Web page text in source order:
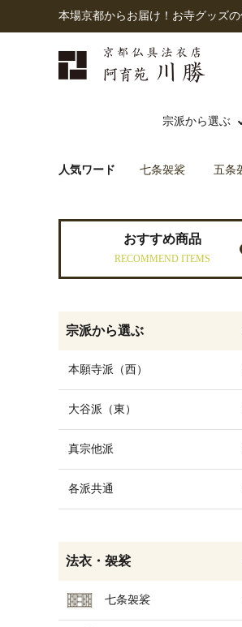
本場京都からお届け！お寺グッズ
宗派から選ぶ
本願寺派（西）
本連念珠（
人気ワード 七条袈裟 五条
おすすめ商品
RECOMMEND ITEMS
宗派から選ぶ
本願寺派（西）
大谷派（東）
真宗他派
各派共通
法衣・袈裟
七条袈裟